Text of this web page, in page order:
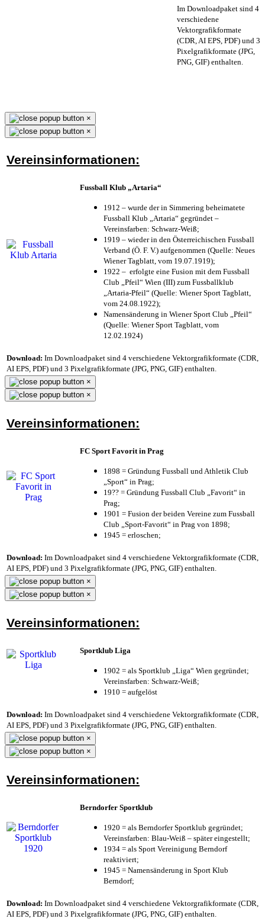
Im Downloadpaket sind 4
verschiedene
Vektorgrafikformate
(CDR, AI EPS, PDF) und 3
Pixelgrafikformate (JPG,
PNG, GIF) enthalten.
×
×
Vereinsinformationen:
Fussball Klub „Artaria“
1912 – wurde der in Simmering beheimatete
Fussball Klub „Artaria“ gegründet –
Vereinsfarben: Schwarz-Weiß;
1919 – wieder in den Österreichischen Fussball
Verband (Ö. F. V.) aufgenommen (Quelle: Neues
Wiener Tagblatt, vom 19.07.1919);
1922 – erfolgte eine Fusion mit dem Fussball
Club „Pfeil“ Wien (III) zum Fussballklub
„Artaria-Pfeil“ (Quelle: Wiener Sport Tagblatt,
vom 24.08.1922);
Namensänderung in Wiener Sport Club „Pfeil“
(Quelle: Wiener Sport Tagblatt, vom
12.02.1924)
Download: Im Downloadpaket sind 4 verschiedene Vektorgrafikformate (CDR,
AI EPS, PDF) und 3 Pixelgrafikformate (JPG, PNG, GIF) enthalten.
×
×
Vereinsinformationen:
FC Sport Favorit in Prag
1898 = Gründung Fussball und Athletik Club
„Sport“ in Prag;
19?? = Gründung Fussball Club „Favorit“ in
Prag;
1901 = Fusion der beiden Vereine zum Fussball
Club „Sport-Favorit“ in Prag von 1898;
1945 = erloschen;
Download: Im Downloadpaket sind 4 verschiedene Vektorgrafikformate (CDR,
AI EPS, PDF) und 3 Pixelgrafikformate (JPG, PNG, GIF) enthalten.
×
×
Vereinsinformationen:
Sportklub Liga
1902 = als Sportklub „Liga“ Wien gegründet;
Vereinsfarben: Schwarz-Weiß;
1910 = aufgelöst
Download: Im Downloadpaket sind 4 verschiedene Vektorgrafikformate (CDR,
AI EPS, PDF) und 3 Pixelgrafikformate (JPG, PNG, GIF) enthalten.
×
×
Vereinsinformationen:
Berndorfer Sportklub
1920 = als Berndorfer Sportklub gegründet;
Vereinsfarben: Blau-Weiß – später eingestellt;
1934 = als Sport Vereinigung Berndorf
reaktiviert;
1945 = Namensänderung in Sport Klub
Berndorf;
Download: Im Downloadpaket sind 4 verschiedene Vektorgrafikformate (CDR,
AI EPS, PDF) und 3 Pixelgrafikformate (JPG, PNG, GIF) enthalten.